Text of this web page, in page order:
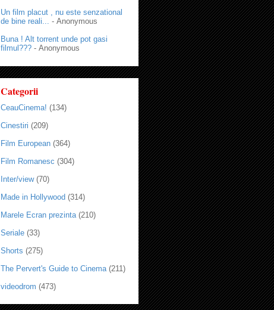
Un film placut , nu este senzational
de bine reali... - Anonymous
Buna ! Alt torrent unde pot gasi
filmul??? - Anonymous
Categorii
CeauCinema! (134)
Cinestiri (209)
Film European (364)
Film Romanesc (304)
Inter/view (70)
Made in Hollywood (314)
Marele Ecran prezinta (210)
Seriale (33)
Shorts (275)
The Pervert's Guide to Cinema (211)
videodrom (473)